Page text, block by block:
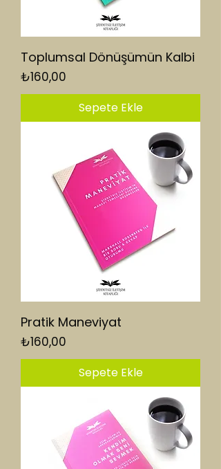
Toplumsal Dönüşümün Kalbi
Fiyat
₺160,00
Sepete Ekle
Pratik Maneviyat
Fiyat
₺160,00
Sepete Ekle